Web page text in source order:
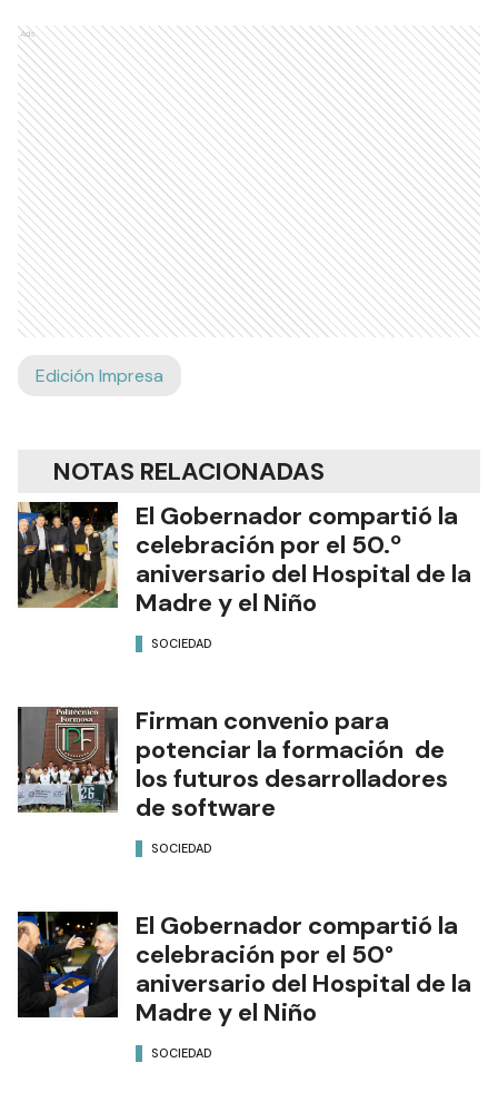
Ads
Edición Impresa
NOTAS RELACIONADAS
El Gobernador compartió la
celebración por el 50.º
aniversario del Hospital de la
Madre y el Niño
SOCIEDAD
Firman convenio para
potenciar la formación de
los futuros desarrolladores
de software
SOCIEDAD
El Gobernador compartió la
celebración por el 50°
aniversario del Hospital de la
Madre y el Niño
SOCIEDAD